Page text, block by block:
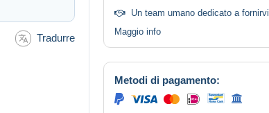
Tradurre
Un team umano dedicato a
Maggio info
Metodi di pagamento: